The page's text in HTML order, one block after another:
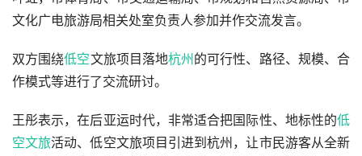
文化广电旅游局相关处室负责人参加并作交流发言。
双方围绕低空文旅项目落地杭州 的可行性、路径、规模、合
作模式等进行了交流研讨。
王彤表示，在后亚运时代，非常适合把国际性、地标性的低
空文旅活动、低空文旅项目引进到杭州，让市民游客从全新